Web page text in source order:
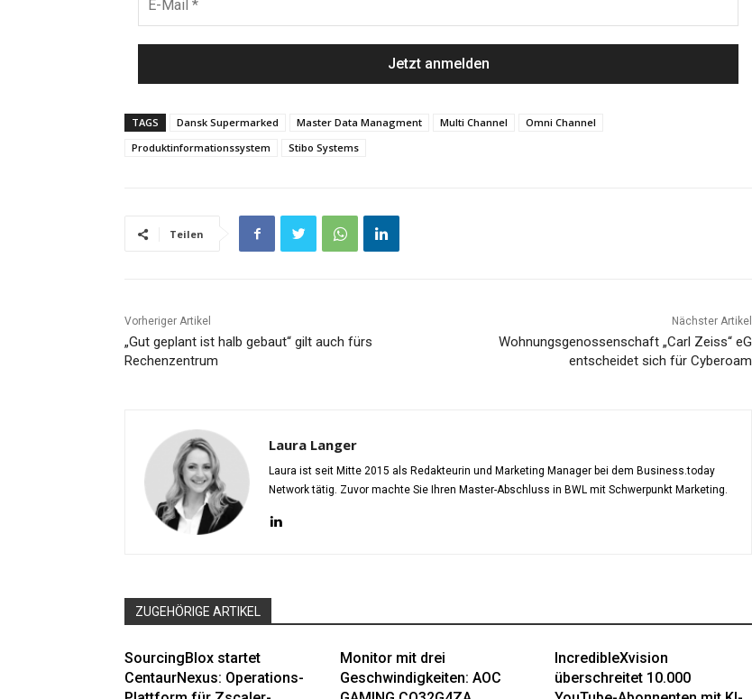
TAGS Dansk Supermarked Master Data Managment Multi Channel
Omni Channel
Produktinformationssystem
Stibo Systems
Teilen
Vorheriger Artikel
„Gut geplant ist halb gebaut“ gilt auch fürs
Rechenzentrum
Nächster Artikel
Wohnungsgenossenschaft „Carl Zeiss“ eG
entscheidet sich für Cyberoam
Laura Langer
Laura ist seit Mitte 2015 als Redakteurin und Marketing Manager bei dem Business.today
Network tätig. Zuvor machte Sie Ihren Master-Abschluss in BWL mit Schwerpunkt Marketing.
ZUGEHÖRIGE ARTIKEL
SourcingBlox startet
CentaurNexus: Operations-
Monitor mit drei
Geschwindigkeiten: AOC
IncredibleXvision
überschreitet 10.000